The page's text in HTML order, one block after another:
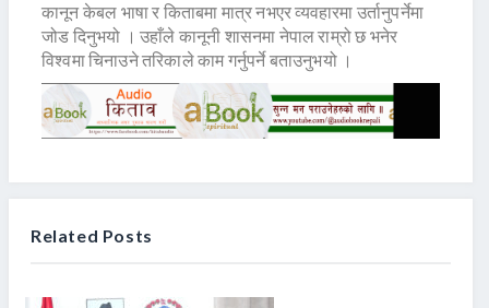
कानून केबल भाषा र किताबमा मात्र नभएर व्यवहारमा उर्तानुपर्नेमा
जोड दिनुभयो । उहाँले कानूनी शासनमा नेपाल राम्रो छ भनेर
विश्वमा चिनाउने तरिकाले काम गर्नुपर्ने बताउनुभयो ।
Related Posts